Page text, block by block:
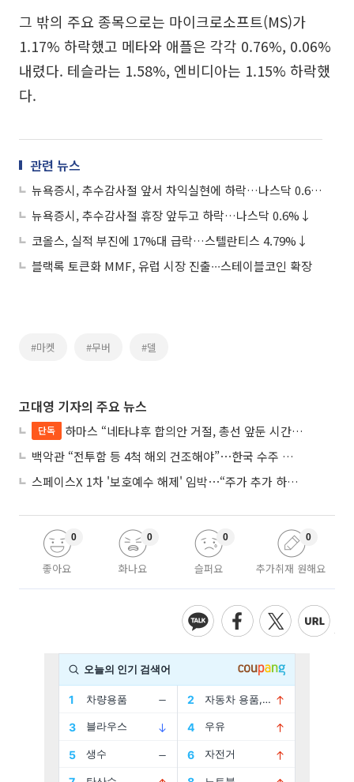
그 밖의 주요 종목으로는 마이크로소프트(MS)가
1.17% 하락했고 메타와 애플은 각각 0.76%, 0.06%
내렸다. 테슬라는 1.58%, 엔비디아는 1.15% 하락했
다.
관련 뉴스
뉴욕증시, 추수감사절 앞서 차익실현에 하락…나스닥 0.6%↓
뉴욕증시, 추수감사절 휴장 앞두고 하락…나스닥 0.6%↓
코올스, 실적 부진에 17%대 급락…스텔란티스 4.79%↓
블랙록 토큰화 MMF, 유럽 시장 진출∙∙∙스테이블코인 확장
#마켓 #무버 #델
고대영 기자의 주요 뉴스
단독
하마스 “네타냐후 합의안 거절, 총선 앞둔 시간 끌기”
백악관 “전투함 등 4척 해외 건조해야”⋯한국 수주 기대
스페이스X 1차 '보호예수 해제' 임박⋯“주가 추가 하락 가능성”
좋아요
0
화나요
0
슬퍼요
0
추가취재 원해요
0